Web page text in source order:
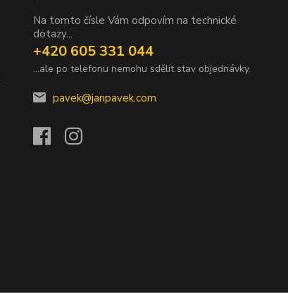
Na tomto čísle Vám odpovím na technické
dotazy...
+420 605 331 044
...ale po telefonu nemohu sdělit stav objednávky.
pavek@janpavek.com